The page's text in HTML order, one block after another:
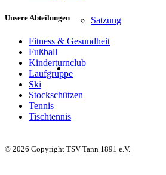
Satzung
Unsere Abteilungen
Fitness & Gesundheit
Fußball
Kinderturnclub
Laufgruppe
Ski
Stockschützen
Tennis
Tischtennis
© 2026 Copyright TSV Tann 1891 e.V.